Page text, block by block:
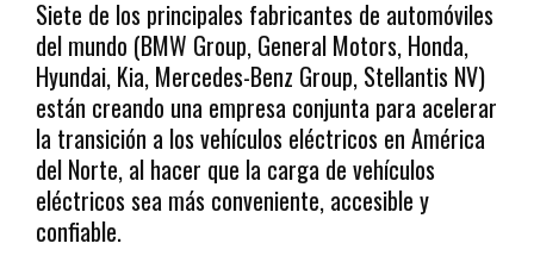
Siete de los principales fabricantes de automóviles
del mundo (BMW Group, General Motors, Honda,
Hyundai, Kia, Mercedes-Benz Group, Stellantis NV)
están creando una empresa conjunta para acelerar
la transición a los vehículos eléctricos en América
del Norte, al hacer que la carga de vehículos
eléctricos sea más conveniente, accesible y
confiable.